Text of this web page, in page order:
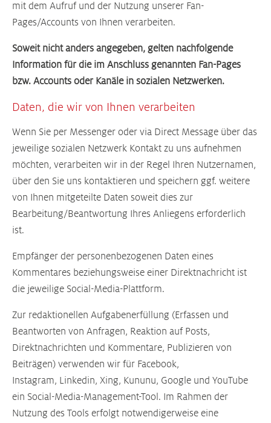
mit dem Aufruf und der Nutzung unserer Fan-
Pages/Accounts von Ihnen verarbeiten.
Soweit nicht anders angegeben, gelten nachfolgende
Information für die im Anschluss genannten Fan-Pages
bzw. Accounts oder Kanäle in sozialen Netzwerken.
Daten, die wir von Ihnen verarbeiten
Wenn Sie per Messenger oder via Direct Message über das
jeweilige sozialen Netzwerk Kontakt zu uns aufnehmen
möchten, verarbeiten wir in der Regel Ihren Nutzernamen,
über den Sie uns kontaktieren und speichern ggf. weitere
von Ihnen mitgeteilte Daten soweit dies zur
Bearbeitung/Beantwortung Ihres Anliegens erforderlich
ist.
Empfänger der personenbezogenen Daten eines
Kommentares beziehungsweise einer Direktnachricht ist
die jeweilige Social-Media-Plattform.
Zur redaktionellen Aufgabenerfüllung (Erfassen und
Beantworten von Anfragen, Reaktion auf Posts,
Direktnachrichten und Kommentare, Publizieren von
Beiträgen) verwenden wir für Facebook,
Instagram, Linkedin, Xing, Kununu, Google und YouTube
ein Social-Media-Management-Tool. Im Rahmen der
Nutzung des Tools erfolgt notwendigerweise eine